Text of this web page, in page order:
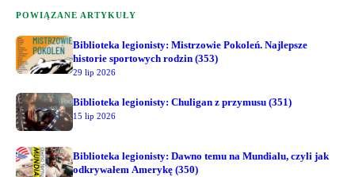
POWIĄZANE ARTYKUŁY
Biblioteka legionisty: Mistrzowie Pokoleń. Najlepsze
historie sportowych rodzin (353)
29 lip 2026
Biblioteka legionisty: Chuligan z przymusu (351)
15 lip 2026
Biblioteka legionisty: Dawno temu na Mundialu, czyli jak
odkrywałem Amerykę (350)